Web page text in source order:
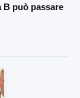
B può passare